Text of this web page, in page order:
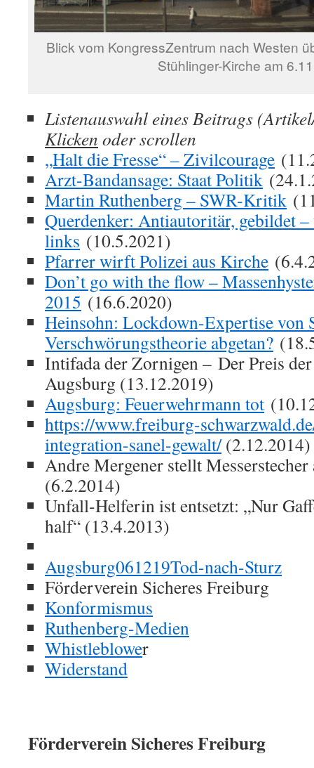
Blick vom KongressZentrum nach Westen
Stühlinger-Kirche am
Listenauswahl eines Beitrags
Klicken oder scrollen
„Halt die Fresse“ – Zivilcourage
Arzt-Bandansage: Staat Politik
Martin Ruthenberg – SWR-Kritik
Querdenker: Antiautoritär, gebildet
links (10.5.2021)
Pfarrer wirft Polizei aus Kirche
Don’t go with the flow –
2015 (16.6.2020)
Heinsohn: Lockdown-Expertise von
Verschwörungstheorie abgetan?
Intifada der Zornigen – Der Preis
Augsburg (13.12.2019)
Augsburg: Feuerwehrmann tot
https://www.freiburg-
integration-sanel-gewalt/(2.12.2014)
Andre Mergener stellt
(6.2.2014)
Unfall-Helferin ist entsetzt: „Nur
half“ (13.4.2013)
Augsburg061219Tod-nach-Sturz
Förderverein Sicheres Freiburg
Konformismus
Ruthenberg-Medien
Whistleblower
Widerstand
Förderverein Sicheres Freiburg